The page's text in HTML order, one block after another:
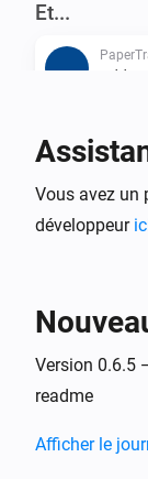
Et...
Add
Alors...
Add
Vous avez un
développeur
Version 0.6.5
readme
Afficher le